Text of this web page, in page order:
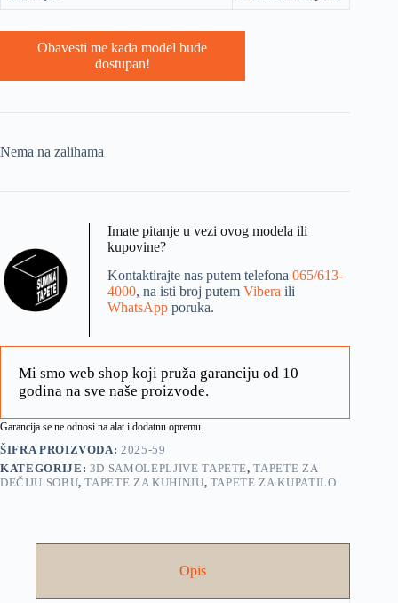
Obavesti me kada model bude
dostupan!
Nema na zalihama
Imate pitanje u vezi ovog modela ili
kupovine?
Kontaktirajte nas putem telefona 065/613-
4000, na isti broj putem Vibera ili
WhatsApp poruka.
Mi smo web shop koji pruža garanciju od 10
godina na sve naše proizvode.
Garancija se ne odnosi na alat i dodatnu opremu.
ŠIFRA PROIZVODA:2025-59
KATEGORIJE: 3D SAMOLEPLJIVE TAPETE,TAPETE ZA
DEČIJU SOBU,TAPETE ZA KUHINJU, TAPETE ZA KUPATILO
Opis